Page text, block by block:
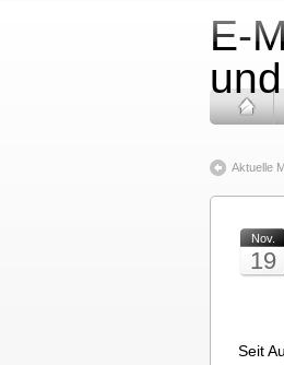
E-
Aktuelle
Nov.
19
Seit